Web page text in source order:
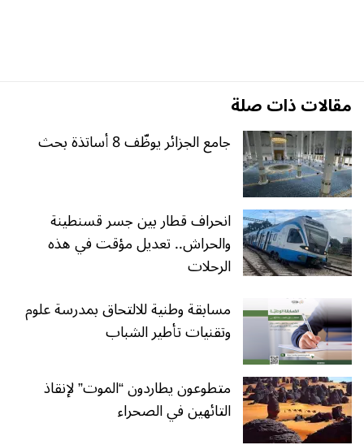
مقالات ذات صلة
جامع الجزائر يوظّف 8 أساتذة بحث
انحراف قطار بين جسر قسنطينة
والحراش.. تعديل مؤقت في هذه
الرحلات
مسابقة وطنية للالتحاق بمدرسة علوم
وتقنيات تأطير الشباب
متطوعون يطاردون “الموت” لإنقاذ
التائهين في الصحراء